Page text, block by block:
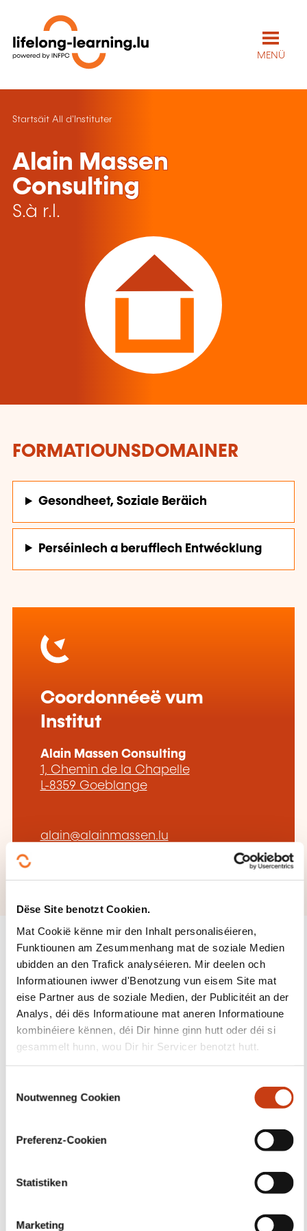
Dëse Site benotzt Cookien.
Mat Cookië kënne mir den Inhalt personaliséieren,
Funktiounen am Zesummenhang mat de soziale Medien
ubidden an den Trafick analyséieren. Mir deelen och
Informatiounen iwwer d'Benotzung vun eisem Site mat
eise Partner aus de soziale Medien, der Publicitéit an der
Analys, déi dës Informatioune mat aneren Informatioune
kombinéiere kënnen, déi Dir hinne ginn hutt oder déi si
gesammelt hunn, wou Dir hir Servicer benotzt hutt.
Noutwenneg Cookien
Preferenz-Cookien
Statistiken
Marketing
MENÜ
Startsäit All d'Instituter
Alain Massen
Consulting
S.à r.l.
FORMATIOUNSDOMAINER
Gesondheet, Soziale Beräich
Perséinlech a berufflech Entwécklung
Coordonnéeë vum
Institut
Alain Massen Consulting
1, Chemin de la Chapelle
L-8359 Goeblange
alain@alainmassen.lu
Suivéiert eis!
Facebook
Twitter
LinkedIn
YouTube
Instagram